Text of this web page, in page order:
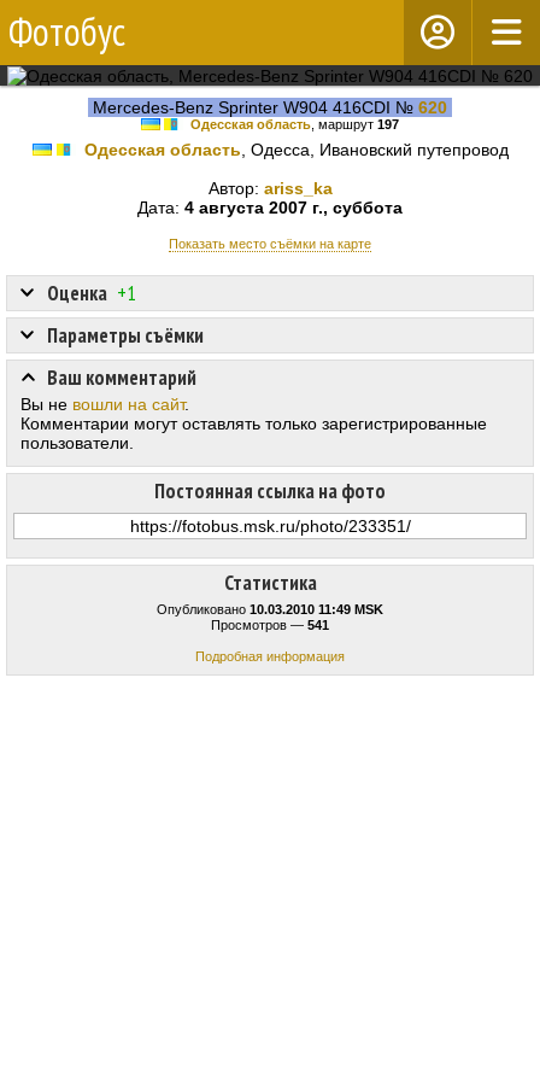
Фотобус
Mercedes-Benz Sprinter W904 416CDI № 620
Одесская область , маршрут 197
Одесская область , Одесса, Ивановский путепровод
Автор: ariss_ka
Дата: 4 августа 2007 г., суббота
Показать место съёмки на карте
Статистика
Опубликовано 10.03.2010 11:49 MSK
Просмотров — 541
Подробная информация
Оценка +1
Постоянная ссылка на фото
Параметры съёмки
Ваш комментарий
Вы не вошли на сайт.
Комментарии могут оставлять только зарегистрированные
пользователи.